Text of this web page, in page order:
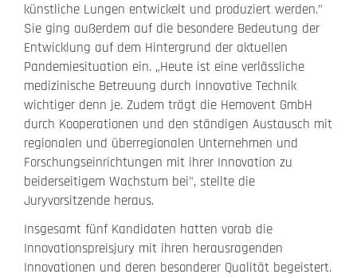
künstliche Lungen entwickelt und produziert werden."
Sie ging außerdem auf die besondere Bedeutung der
Entwicklung auf dem Hintergrund der aktuellen
Pandemiesituation ein. „Heute ist eine verlässliche
medizinische Betreuung durch innovative Technik
wichtiger denn je. Zudem trägt die Hemovent GmbH
durch Kooperationen und den ständigen Austausch mit
regionalen und überregionalen Unternehmen und
Forschungseinrichtungen mit ihrer Innovation zu
beiderseitigem Wachstum bei", stellte die
Juryvorsitzende heraus.
Insgesamt fünf Kandidaten hatten vorab die
Innovationspreisjury mit ihren herausragenden
Innovationen und deren besonderer Qualität begeistert.